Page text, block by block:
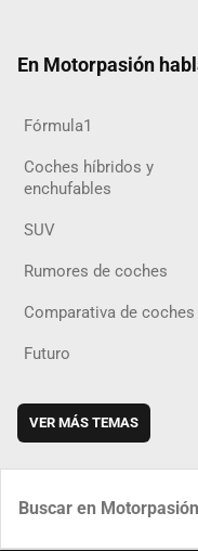
En Motorpasión
Fórmula1
Coches híbridos y
enchufables
SUV
Rumores de coches
Comparativa de coches
Futuro
VER MÁS TEMAS